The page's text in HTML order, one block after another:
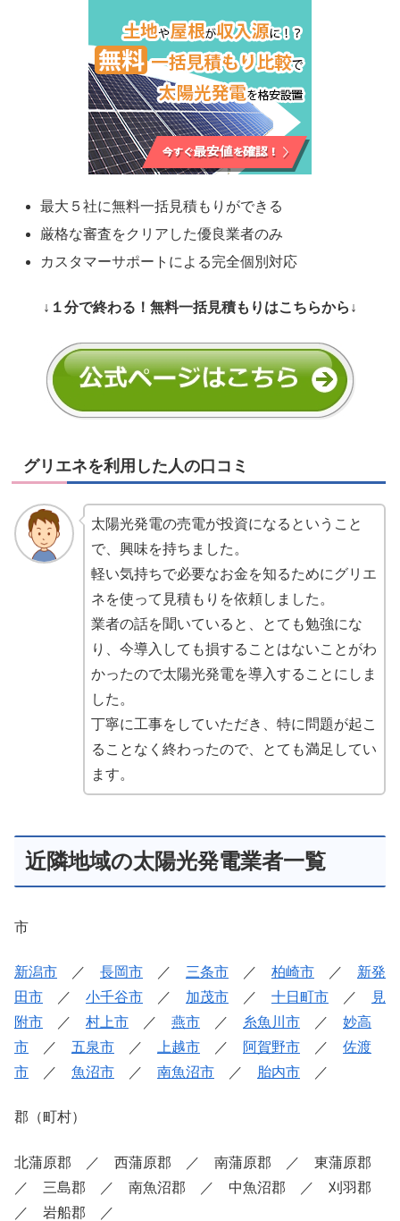
最大５社に無料一括見積もりができる
厳格な審査をクリアした優良業者のみ
カスタマーサポートによる完全個別対応
↓１分で終わる！無料一括見積もりはこちらから↓
グリエネを利用した人の口コミ
太陽光発電の売電が投資になるということ
で、興味を持ちました。
軽い気持ちで必要なお金を知るためにグリエ
ネを使って見積もりを依頼しました。
業者の話を聞いていると、とても勉強にな
り、今導入しても損することはないことがわ
かったので太陽光発電を導入することにしま
した。
丁寧に工事をしていただき、特に問題が起こ
ることなく終わったので、とても満足してい
ます。
近隣地域の太陽光発電業者一覧
市
新潟市 ／ 長岡市 ／ 三条市 ／ 柏崎市 ／ 新発
田市 ／ 小千谷市 ／ 加茂市 ／ 十日町市 ／
見
附市 ／ 村上市 ／ 燕市 ／ 糸魚川市 ／ 妙高
市 ／ 五泉市 ／ 上越市 ／ 阿賀野市 ／ 佐渡
市 ／ 魚沼市 ／ 南魚沼市 ／ 胎内市 ／
郡（町村）
北蒲原郡 ／ 西蒲原郡 ／ 南蒲原郡 ／ 東蒲原郡
／ 三島郡 ／ 南魚沼郡 ／ 中魚沼郡 ／ 刈羽郡
／ 岩船郡 ／